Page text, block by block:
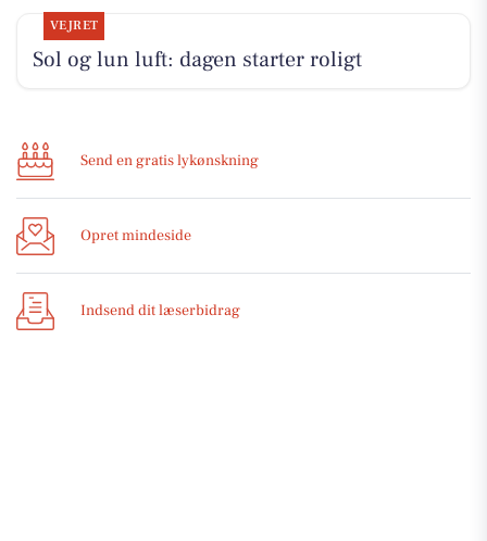
VEJRET
Sol og lun luft: dagen starter roligt
Send en gratis lykønskning
Opret mindeside
Indsend dit læserbidrag